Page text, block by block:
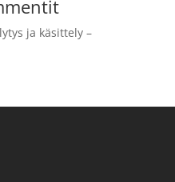
ja käsittely –